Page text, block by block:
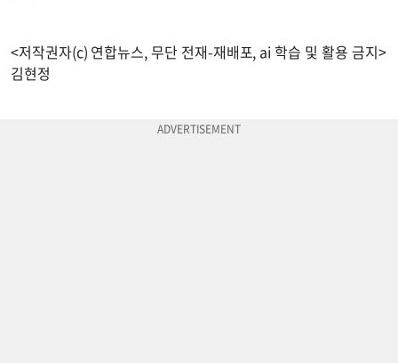
<저작권자(c) 연합뉴스, 무단 전재-재배포, ai 학습 및 활용 금지>
김현정